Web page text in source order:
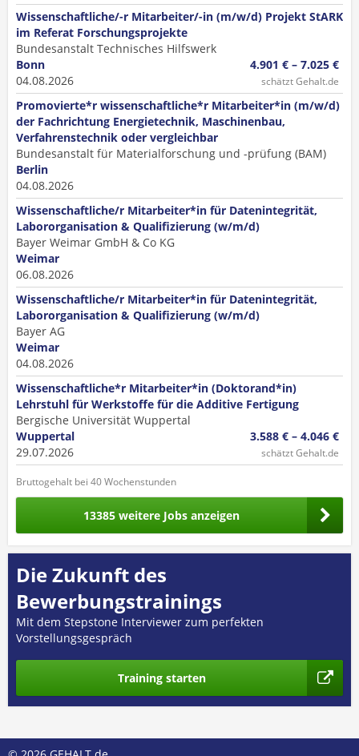
Wissenschaftliche/-r Mitarbeiter/-in (m/w/d) Projekt StARK
im Referat Forschungs­projekte
Bundesanstalt Technisches Hilfswerk
Bonn
04.08.2026
4.901 € – 7.025 €
schätzt Gehalt.de
Promovierte*r wissenschaftliche*r Mitarbeiter*in (m/w/d)
der Fachrichtung Energietechnik, Maschinenbau,
Verfahrenstechnik oder vergleichbar
Bundesanstalt für Materialforschung und -prüfung (BAM)
Berlin
04.08.2026
Wissenschaftliche/r Mitarbeiter*in für Datenintegrität,
Labororganisation & Qualifizierung (w/m/d)
Bayer Weimar GmbH & Co KG
Weimar
06.08.2026
Wissenschaftliche/r Mitarbeiter*in für Datenintegrität,
Labororganisation & Qualifizierung (w/m/d)
Bayer AG
Weimar
04.08.2026
Wissenschaftliche*r Mitarbeiter*in (Doktorand*in)
Lehrstuhl für Werkstoffe für die Additive Fertigung
Bergische Universität Wuppertal
Wuppertal
29.07.2026
3.588 € – 4.046 €
schätzt Gehalt.de
Bruttogehalt bei 40 Wochenstunden
13385 weitere Jobs anzeigen
Die Zukunft des
Bewerbungstrainings
Mit dem Stepstone Interviewer zum perfekten
Vorstellungsgespräch
Training starten